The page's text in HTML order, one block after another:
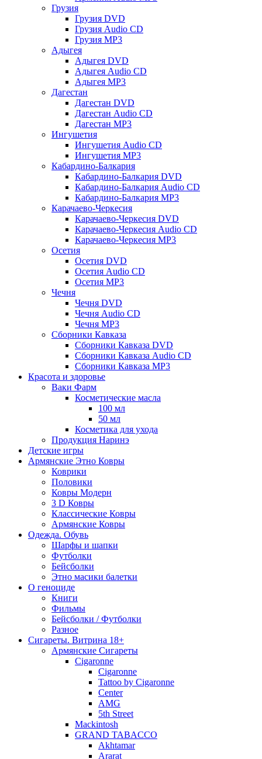
Грузия
Грузия DVD
Грузия Audio CD
Грузия MP3
Адыгея
Адыгея DVD
Адыгея Audio CD
Адыгея MP3
Дагестан
Дагестан DVD
Дагестан Audio CD
Дагестан MP3
Ингушетия
Ингушетия Audio CD
Ингушетия MP3
Кабардино-Балкария
Кабардино-Балкария DVD
Кабардино-Балкария Audio CD
Кабардино-Балкария MP3
Карачаево-Черкесия
Карачаево-Черкесия DVD
Карачаево-Черкесия Audio CD
Карачаево-Черкесия MP3
Осетия
Осетия DVD
Осетия Audio CD
Осетия MP3
Чечня
Чечня DVD
Чечня Audio CD
Чечня MP3
Сборники Кавказа
Сборники Кавказа DVD
Сборники Кавказа Audio CD
Сборники Кавказа MP3
Красота и здоровье
Ваки Фарм
Косметические масла
100 мл
50 мл
Косметика для ухода
Продукция Наринэ
Детские игры
Армянские Этно Ковры
Коврики
Половики
Ковры Модерн
3 D Ковры
Классические Ковры
Армянские Ковры
Одежда. Обувь
Шарфы и шапки
Футболки
Бейсболки
Этно масики балетки
О геноциде
Книги
Фильмы
Бейсболки / Футболки
Разное
Сигареты. Витрина 18+
Армянские Сигареты
Cigaronne
Cigaronne
Tattoo by Cigaronne
Center
AMG
5th Street
Mackintosh
GRAND TABACCO
Akhtamar
Ararat